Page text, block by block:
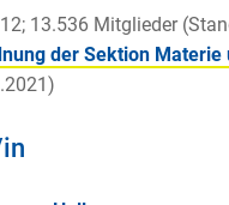
13.536 Mitglieder
der Sektion Materie